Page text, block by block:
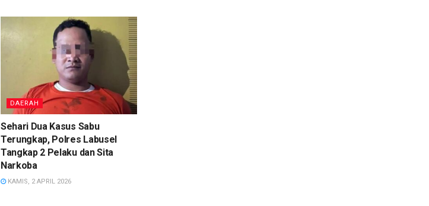
DAERAH
Sehari Dua Kasus Sabu
Terungkap, Polres Labusel
Tangkap 2 Pelaku dan Sita
Narkoba
KAMIS, 2 APRIL 2026